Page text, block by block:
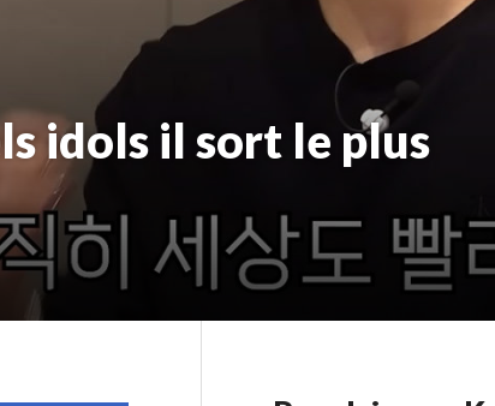
idols il sort le plus